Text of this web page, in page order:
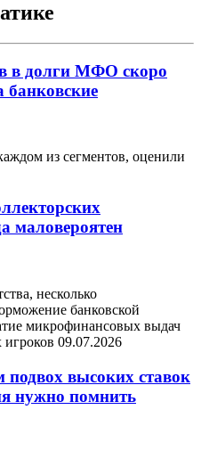
в долги МФО скоро
банковские
из сегментов, оценили
маловероятен
несколько
банковской
микрофинансовых выдач
09.07.2026
высоких ставок
нужно помнить